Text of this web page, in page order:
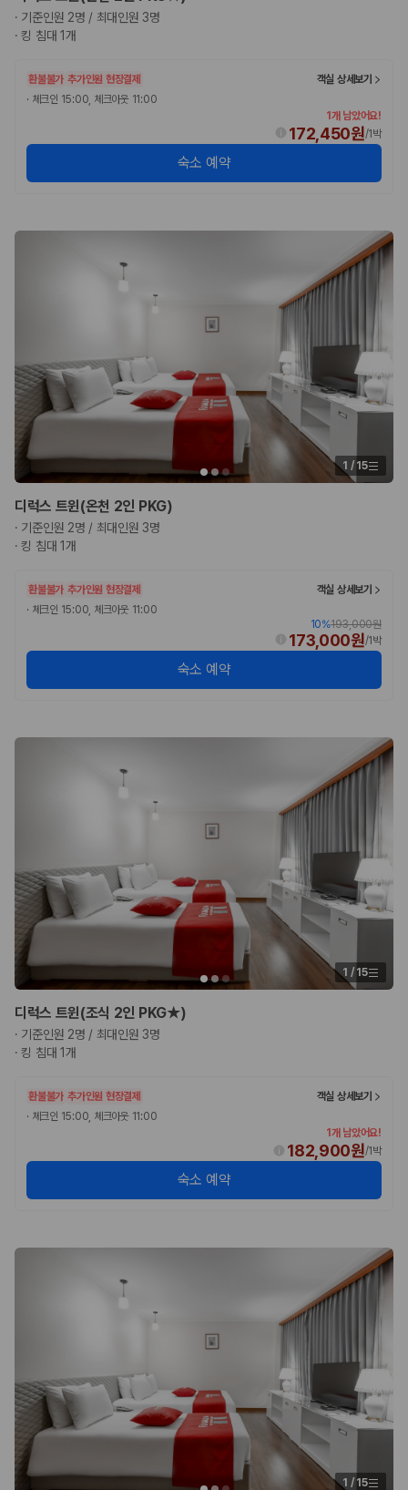
· 기준인원 2명 / 최대인원 3명
·킹 침대 1개
환불불가 추가인원 현장결제
객실 상세보기
· 체크인 15:00, 체크아웃 11:00
1개 남았어요!
172,450원/1박
숙소 예약
1 / 15
디럭스 트윈(온천 2인 PKG)
· 기준인원 2명 / 최대인원 3명
·킹 침대 1개
환불불가 추가인원 현장결제
객실 상세보기
· 체크인 15:00, 체크아웃 11:00
10%193,000원
173,000원/1박
숙소 예약
1 / 15
디럭스 트윈(조식 2인 PKG★)
· 기준인원 2명 / 최대인원 3명
·킹 침대 1개
환불불가 추가인원 현장결제
객실 상세보기
· 체크인 15:00, 체크아웃 11:00
1개 남았어요!
182,900원/1박
숙소 예약
1 / 15